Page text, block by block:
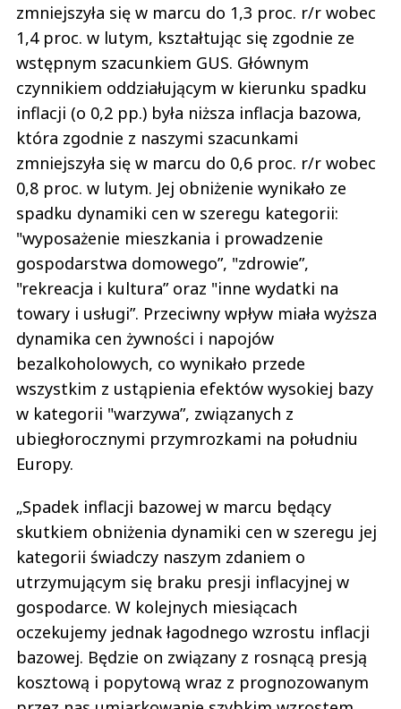
zmniejszyła się w marcu do 1,3 proc. r/r wobec
1,4 proc. w lutym, kształtując się zgodnie ze
wstępnym szacunkiem GUS. Głównym
czynnikiem oddziałującym w kierunku spadku
inflacji (o 0,2 pp.) była niższa inflacja bazowa,
która zgodnie z naszymi szacunkami
zmniejszyła się w marcu do 0,6 proc. r/r wobec
0,8 proc. w lutym. Jej obniżenie wynikało ze
spadku dynamiki cen w szeregu kategorii:
"wyposażenie mieszkania i prowadzenie
gospodarstwa domowego”, "zdrowie”,
"rekreacja i kultura” oraz "inne wydatki na
towary i usługi”. Przeciwny wpływ miała wyższa
dynamika cen żywności i napojów
bezalkoholowych, co wynikało przede
wszystkim z ustąpienia efektów wysokiej bazy
w kategorii "warzywa”, związanych z
ubiegłorocznymi przymrozkami na południu
Europy.
„Spadek inflacji bazowej w marcu będący
skutkiem obniżenia dynamiki cen w szeregu jej
kategorii świadczy naszym zdaniem o
utrzymującym się braku presji inflacyjnej w
gospodarce. W kolejnych miesiącach
oczekujemy jednak łagodnego wzrostu inflacji
bazowej. Będzie on związany z rosnącą presją
kosztową i popytową wraz z prognozowanym